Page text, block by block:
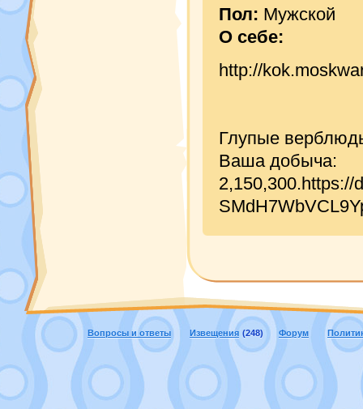
Пол: Мужской
О себе:
http://
Глупые
Ваша добыча:
2,150,300.https://
Вопросы и ответы Извещения (248) Форум